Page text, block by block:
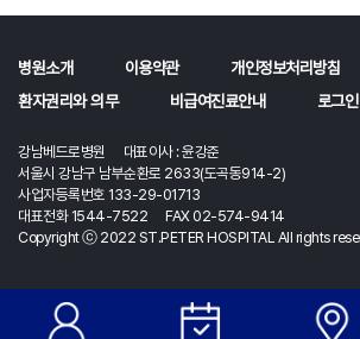
병원소개 이용약관
개인정보처리방침
환자권리와 의무
비급여진료안내 로그인
강남베드로병원 대표이사 : 윤강준
서울시 강남구 남부순환로 2633(도곡동914-2)
사업자등록번호 133-29-01713
대표전화 1544-7522 FAX 02-574-9414
Copyright ⓒ 2022 ST.PETER HOSPITAL All rights